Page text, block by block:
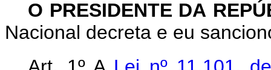
O PRESIDENTE DA
Nacional decreta e eu